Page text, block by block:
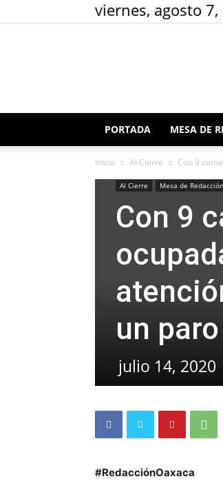
viernes, agosto 7,
PORTADA MESA DE
Inicio Al Cierre Con 9
Al Cierre Mesa de Redacción
Con 9
un
julio 14, 2020
#RedacciónOaxaca